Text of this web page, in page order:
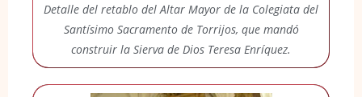
Detalle del retablo del Altar Mayor de la Colegiata del
Santísimo Sacramento de Torrijos, que mandó
construir la Sierva de Dios Teresa Enríquez.